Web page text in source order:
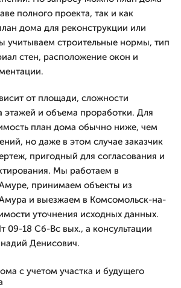
полного проекта, так и как
дома для реконструкции или
учитываем строительные нормы, тип
стен, расположение окон и
от площади, сложности
этажей и объема проработки. Для
план дома обычно ниже, чем
но даже в этом случае заказчик
пригодный для согласования и
Мы работаем в
принимаем объекты из
и выезжаем в Комсомольск-на-
уточнения исходных данных.
18 Сб-Вс вых., а консультации
Денисович.
с учетом участка и будущего